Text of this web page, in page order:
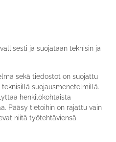
ja suojataan teknisin ja
sekä tiedostot on suojattu
suojausmenetelmillä.
henkilökohtaista
Pääsy tietoihin on rajattu vain
niitä työtehtäviensä